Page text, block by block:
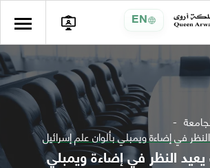
EN
النظر في إضاءة ويمبلي بألوان علم إسرائيل
يعيد النظر في إضاءة ويمبلي